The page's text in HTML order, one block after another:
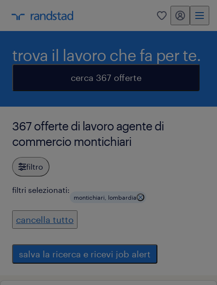
0 my randstad
trova il lavoro che fa per te.
cerca 367 offerte
367 offerte di lavoro agente di
commercio montichiari
filtro
filtri selezionati:
montichiari, lombardia
cancella tutto
salva la ricerca e ricevi job alert